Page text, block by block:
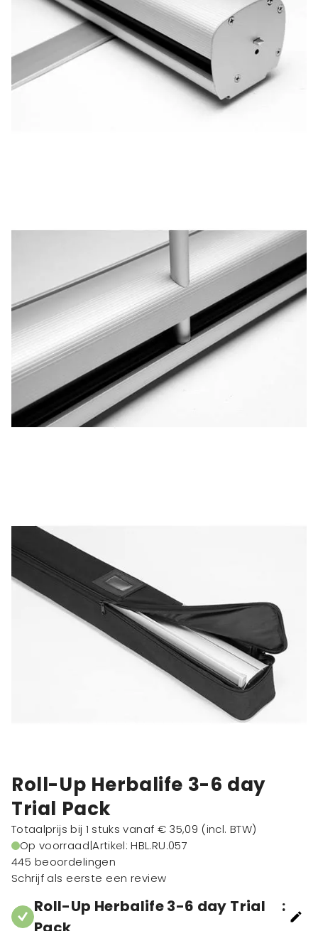
Roll-Up Herbalife 3-6 day
Trial Pack
Totaalprijs bij 1 stuks vanaf € 35,09 (incl. BTW)
Op voorraad|Artikel: HBL.RU.057
445 beoordelingen
Schrijf als eerste een review
Roll-Up Herbalife 3-6 day Trial
: